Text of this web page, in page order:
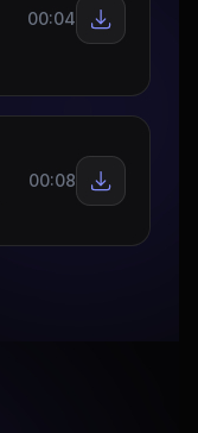
00:04
00:08